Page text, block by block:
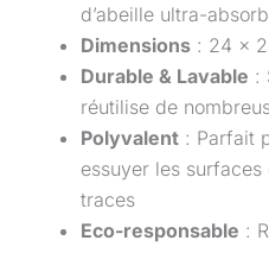
d’abeille ultra-
Dimensions : 24 x
Durable & Lavable :
réutilise de
Polyvalent : Parfait
essuyer les
traces
Eco-responsable :